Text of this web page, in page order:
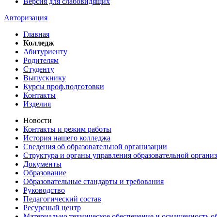
Авторизация
Главная
Колледж
Абитуриенту
Родителям
Студенту
Выпускнику
Курсы проф.подготовки
Контакты
Изделия
Новости
Контакты и режим работы
История нашего колледжа
Сведения об образовательной организации
Структура и органы управления образовательной
Документы
Образование
Образовательные стандарты и требования
Руководство
Педагогический состав
Ресурсный центр